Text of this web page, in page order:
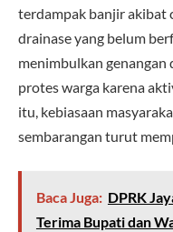
terdampak banjir akibat
drainase yang belum
menimbulkan genangan
protes warga karena
itu, kebiasaan
sembarangan turut
Baca Juga: DPRK
Terima Bupati dan